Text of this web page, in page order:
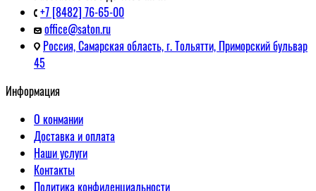
+7 [8482] 76-65-00
office@saton.ru
Россия, Самарская область, г. Тольятти, Приморский бульвар
45
Информация
О конмании
Доставка и оплата
Наши услуги
Контакты
Политика конфиденциальности